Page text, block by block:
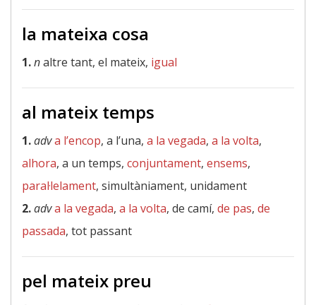
la mateixa cosa
1.naltre tant, el mateix, igual
al mateix temps
1.adva l’encop, a l’una, a la vegada, a la volta,
alhora, a un temps, conjuntament, ensems,
paral·lelament, simultàniament, unidament
2.adva la vegada, a la volta, de camí, de pas, de
passada, tot passant
pel mateix preu